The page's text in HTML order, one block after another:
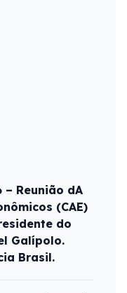
– Reunião dA
(CAE)
do
Galípolo.
Brasil.